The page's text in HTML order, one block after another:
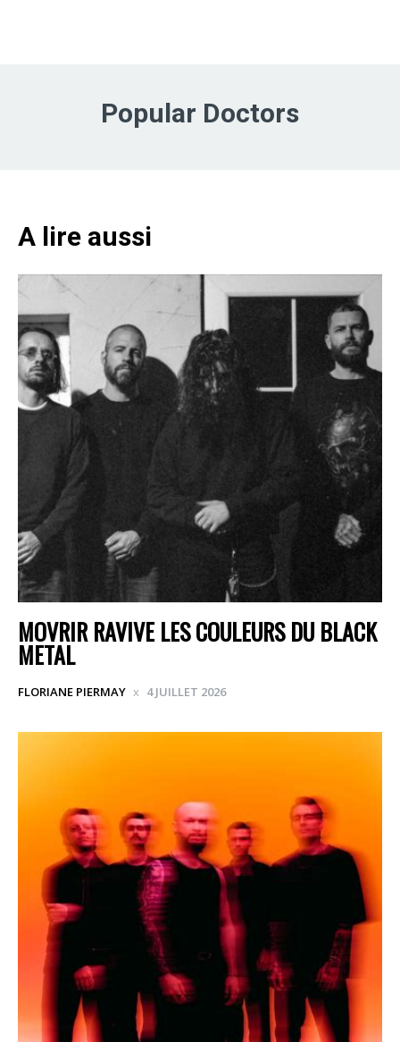
Popular Doctors
A lire aussi
MOVRIR RAVIVE LES COULEURS DU BLACK
METAL
FLORIANE PIERMAY 4 JUILLET 2026